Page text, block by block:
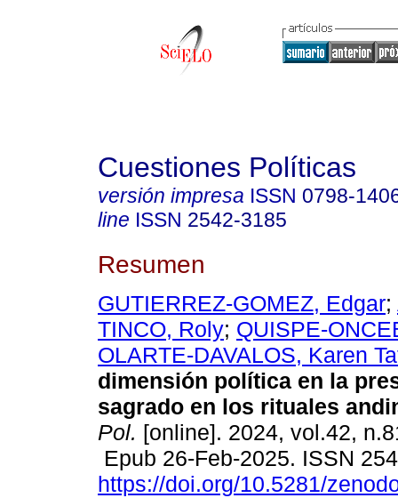
Cuestiones Políticas
versión impresa ISSN 0798-
line ISSN 2542-3185
Resumen
GUTIERREZ-GOMEZ, Edgar;
TINCO, Roly; QUISPE-
OLARTE-DAVALOS, Karen
dimensión política en la
sagrado en los rituales
Pol. [online]. 2024, vol.42,
Epub 26-Feb-2025. ISSN
https://doi.org/10.5281/